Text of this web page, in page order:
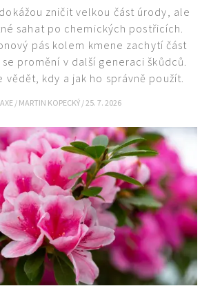
zničit velkou část úrody, ale
sahat po chemických postřicích.
pás kolem kmene zachytí část
promění v další generaci škůdců.
vědět, kdy a jak ho správně použít.
/ MARTIN KOPECKÝ / 25. 7. 2026